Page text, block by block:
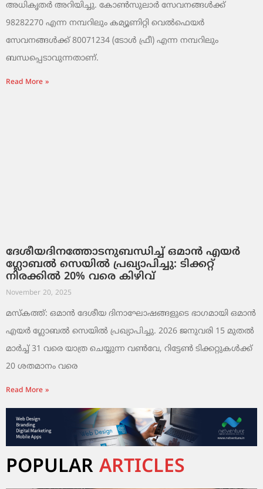
അധികൃതർ അറിയിച്ചു. കോൺസുലാർ സേവനങ്ങൾക്ക്
98282270 എന്ന നമ്പറിലും കമ്യൂണിറ്റി വെൽഫെയർ
സേവനങ്ങൾക്ക് 80071234 (ടോൾ ഫ്രീ) എന്ന നമ്പറിലും
ബന്ധപ്പെടാവുന്നതാണ്.
Read More »
ദേശീയദിനത്തോടനുബന്ധിച്ച് ഒമാൻ എയർ
ഗ്ലോബൽ സെയിൽ പ്രഖ്യാപിച്ചു: ടിക്കറ്റ്
നിരക്കിൽ 20% വരെ കിഴിവ്
November 20, 2025
മസ്‌കത്ത്: ഒമാൻ ദേശീയ ദിനാഘോഷങ്ങളുടെ ഭാഗമായി ഒമാൻ
എയർ ഗ്ലോബൽ സെയിൽ പ്രഖ്യാപിച്ചു. 2026 ജനുവരി 15 മുതൽ
മാർച്ച് 31 വരെ യാത്ര ചെയ്യുന്ന വൺവേ, റിട്ടേൺ ടിക്കറ്റുകൾക്ക്
20 ശതമാനം വരെ
Read More »
POPULAR ARTICLES